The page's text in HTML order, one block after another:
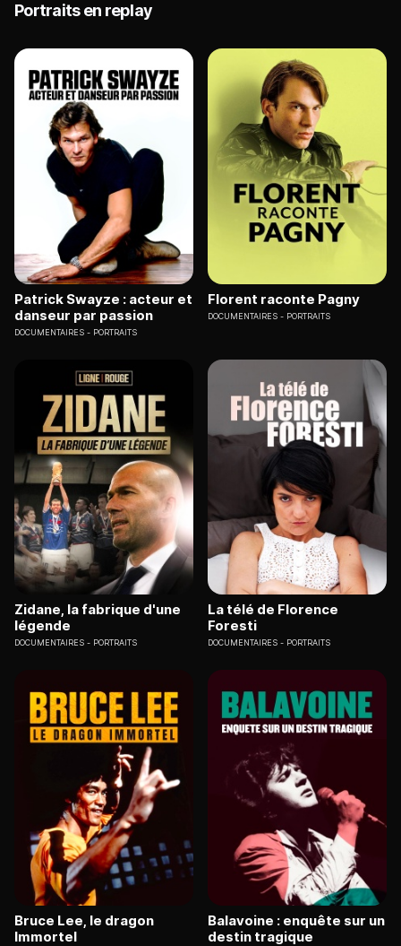
Portraits en replay
Patrick Swayze : acteur et
danseur par passion
DOCUMENTAIRES PORTRAITS
Florent raconte Pagny
DOCUMENTAIRES PORTRAITS
Zidane, la fabrique d'une
légende
DOCUMENTAIRES PORTRAITS
La télé de Florence
Foresti
DOCUMENTAIRES PORTRAITS
Bruce Lee, le dragon
Immortel
Balavoine : enquête sur un
destin tragique